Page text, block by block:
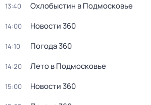
13:40 Охлобыстин в Подмосковье
14:00 Новости 360
14:10 Погода 360
14:20 Лето в Подмосковье
15:00 Новости 360